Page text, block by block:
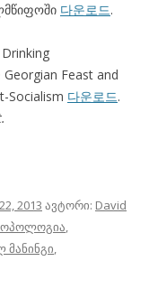
다운로드.
Feast and
Socialism 다운로드.
2013 ავტორი: David
,
მანინგი,